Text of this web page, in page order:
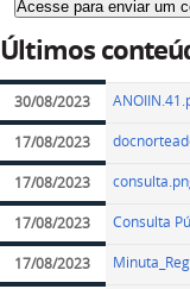
Últimos
30/08/2023
17/08/2023
17/08/2023
17/08/2023 Consulta
17/08/2023